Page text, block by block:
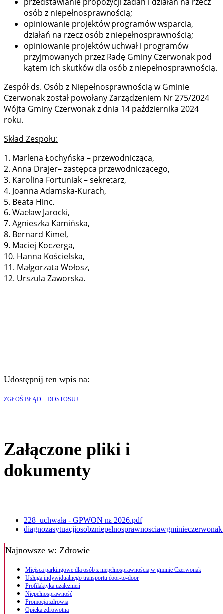
osób z niepełnosprawnością;
opiniowanie projektów programów wsparcia,
działań na rzecz osób z niepełnosprawnością;
opiniowanie projektów uchwał i programów
przyjmowanych przez Radę Gminy Czerwonak pod
kątem ich skutków dla osób z niepełnosprawnością.
Zespół ds. Osób z Niepełnosprawnością w Gminie
Czerwonak został powołany Zarządzeniem Nr 275/2024
Wójta Gminy Czerwonak z dnia 14 października 2024
roku.
Skład Zespołu:
1. Marlena Łochyńska – przewodnicząca,
2. Anna Drajer– zastępca przewodniczącego,
3. Karolina Fortuniak – sekretarz,
4. Joanna Adamska-Kurach,
5. Beata Hinc,
6. Wacław Jarocki,
7. Agnieszka Kamińska,
8. Bernard Kimel,
9. Maciej Koczerga,
10. Hanna Kościelska,
11. Małgorzata Wołosz,
12. Urszula Zaworska.
Udostępnij ten wpis na:
ZGŁOŚ BŁĄD DOSTOSUJ
Załączone pliki i
dokumenty
228_uchwała - GPWON na 2026.pdf
Najnowsze w: Zdrowie
Miejsca parkingowe dla osób z niepełnosprawnością w gminie Czerwonak
Usługa indywidualnego transportu door-to-door
Profilaktyka uzależnień
Niepełnosprawność
Promocja zdrowia
Opieka zdrowotna